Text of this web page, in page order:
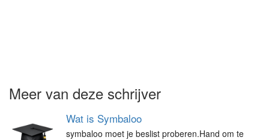
Meer van deze schrijver
Wat is Symbaloo
symbaloo moet je beslist proberen.Hand om te